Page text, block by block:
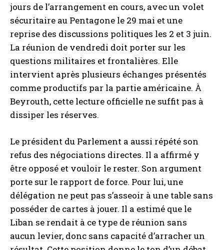
jours de l’arrangement en cours, avec un volet
sécuritaire au Pentagone le 29 mai et une
reprise des discussions politiques les 2 et 3 juin.
La réunion de vendredi doit porter sur les
questions militaires et frontalières. Elle
intervient après plusieurs échanges présentés
comme productifs par la partie américaine. À
Beyrouth, cette lecture officielle ne suffit pas à
dissiper les réserves.
Le président du Parlement a aussi répété son
refus des négociations directes. Il a affirmé y
être opposé et vouloir le rester. Son argument
porte sur le rapport de force. Pour lui, une
délégation ne peut pas s’asseoir à une table sans
posséder de cartes à jouer. Il a estimé que le
Liban se rendait à ce type de réunion sans
aucun levier, donc sans capacité d’arracher un